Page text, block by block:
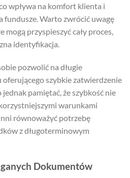
wpływa na komfort klienta i
fundusze. Warto zwrócić uwagę
mogą przyspieszyć cały proces,
identyfikacja.
pozwolić na długie
szybkie zatwierdzenie
pamiętać, że szybkość nie
warunkami
równoważyć potrzebę
z długoterminowym
Dokumentów